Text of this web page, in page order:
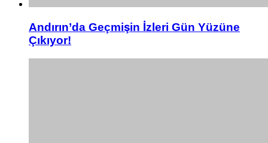
Andırın’da Geçmişin İzleri Gün Yüzüne
Çıkıyor!